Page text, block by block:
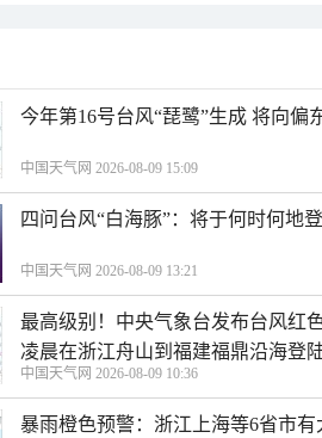
今年第16号台风“琵鹭”生成 将向偏
中国天气网 2026-08-09 15:09
四问台风“白海豚”：将于何时何地
中国天气网 2026-08-09 13:21
最高级别！中央气象台发布台风红
凌晨在浙江舟山到福建福鼎沿海登
中国天气网 2026-08-09 10:36
暴雨橙色预警：浙江上海等6省市